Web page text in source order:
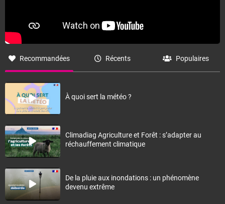
Recommandées Récents Populaires
À quoi sert la météo ?
Climadiag Agriculture et Forêt : s’adapter au
réchauffement climatique
De la pluie aux inondations : un phénomène
devenu extrême